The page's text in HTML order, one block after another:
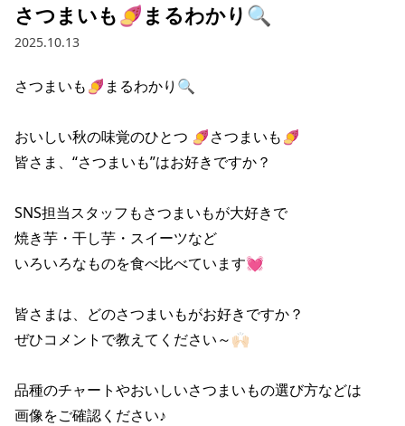
さつまいも🍠まるわかり🔍
2025.10.13
さつまいも🍠まるわかり🔍
おいしい秋の味覚のひとつ 🍠さつまいも🍠
皆さま、“さつまいも”はお好きですか？
SNS担当スタッフもさつまいもが大好きで
焼き芋・干し芋・スイーツなど
いろいろなものを食べ比べています💓
皆さまは、どのさつまいもがお好きですか？
ぜひコメントで教えてください～🙌🏻
品種のチャートやおいしいさつまいもの選び方などは
画像をご確認ください♪